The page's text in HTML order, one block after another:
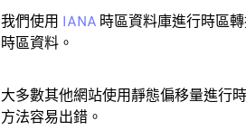
我們使用 IANA 時區資料庫進行時區
時區資料。
大多數其他網站使用靜態偏移量進行
方法容易出錯。